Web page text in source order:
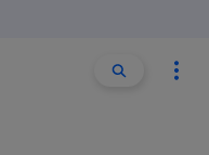
Buscar